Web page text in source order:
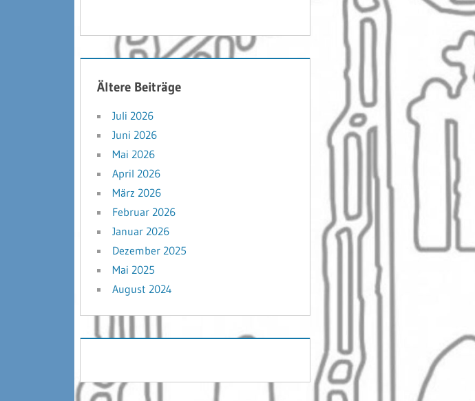
Ältere Beiträge
Juli 2026
Juni 2026
Mai 2026
April 2026
März 2026
Februar 2026
Januar 2026
Dezember 2025
Mai 2025
August 2024